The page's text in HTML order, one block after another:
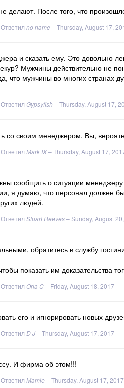
делают. После того, что
Ответил no name–Thursday, August 17,
и сказать ему. Это довольно
Мужчины действительно не
что мужчины во многих странах
Ответил Gypsyfish –Thursday, August 17,
со своим менеджером. Вы,
Ответил Mark IX–Thursday, August 17,
сообщить о ситуации менеджеру
я думаю, что персонал должен
людей.
Ответил Stuart Reeves–Sunday, August
обратитесь в службу
показать им доказательства
Ответил Orla C– Friday, August 18, 2017
его и игнорировать новых
Ответил D J–Thursday, August 17, 2017
И фирма об этом!!!
Ответил Mamie–Thursday, August 17, 2017